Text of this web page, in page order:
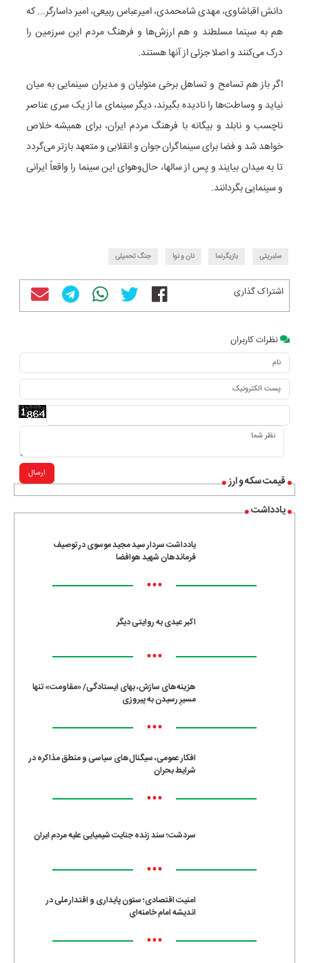
قیمت سکه و ارز
یادداشت
یادداشت سردار سید مجید موسوی در توصیف
فرماندهان شهید هوافضا
•••
اکبر عبدی به روایتی دیگر
•••
هزینه‌های سازش، بهای ایستادگی/ «مقاومت» تنها
مسیرِ رسیدن به پیروزی
•••
افکار عمومی، سیگنال‌های سیاسی و منطق مذاکره در
شرایط بحران
•••
سردشت؛ سند زنده جنایت شیمیایی علیه مردم ایران
•••
امنیت اقتصادی؛ ستون پایداری و اقتدار ملی در
اندیشه امام خامنه‌ای
•••
دانش اقباشاوی، مهدی شامحمدی، امیرعباس ربیعی، امیر داسارگر... که
هم به سینما مسلطند و هم ارزش‌ها و فرهنگ مردم این سرزمین را
درک می‌کنند و اصلا جزئی از آنها هستند.
اگر باز هم تسامح و تساهل برخی متولیان و مدیران سینمایی به میان
نیاید و وساطت‌ها را نادیده بگیرند، دیگر سینمای ما از یک سری عناصر
ناچسب و نابلد و بیگانه با فرهنگ مردم ایران، برای همیشه خلاص
خواهد شد و فضا برای سینماگران جوان و انقلابی و متعهد بازتر می‌گردد
تا به میدان بیایند و پس از سالها، حال‌وهوای این سینما را واقعاً ایرانی
و سینمایی بگردانند.
سلبریتی بازیگرنما نان و نوا جنگ تحمیلی
اشتراک گذاری
نظرات کاربران
ارسال